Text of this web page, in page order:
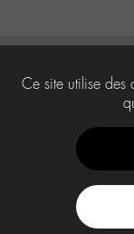
Ce site utilise des